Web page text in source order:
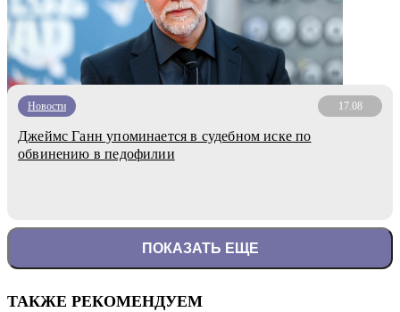
Новости 17.08
Джеймс Ганн упоминается в судебном иске по
обвинению в педофилии
ПОКАЗАТЬ ЕЩЕ
ТАКЖЕ РЕКОМЕНДУЕМ